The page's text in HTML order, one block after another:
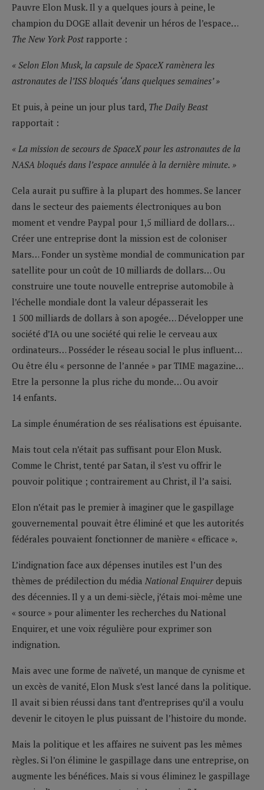
Pauvre Elon Musk. Il y a quelques jours à peine, le
champion du DOGE allait devenir un héros de l’espace…
The New York Post rapporte :
« Selon Elon Musk, la capsule de SpaceX ramènera les
astronautes de l’ISS bloqués ‘dans quelques semaines’ »
Et puis, à peine un jour plus tard, The Daily Beast
rapportait :
« La mission de secours de SpaceX pour les astronautes de la
NASA bloqués dans l’espace annulée à la dernière minute. »
Cela aurait pu suffire à la plupart des hommes. Se lancer
dans le secteur des paiements électroniques au bon
moment et vendre Paypal pour 1,5 milliard de dollars…
Créer une entreprise dont la mission est de coloniser
Mars… Fonder un système mondial de communication par
satellite pour un coût de 10 milliards de dollars… Ou
construire une toute nouvelle entreprise automobile à
l’échelle mondiale dont la valeur dépasserait les
1 500 milliards de dollars à son apogée… Développer une
société d’IA ou une société qui relie le cerveau aux
ordinateurs… Posséder le réseau social le plus influent…
Ou être élu « personne de l’année » par TIME magazine…
Etre la personne la plus riche du monde… Ou avoir
14 enfants.
La simple énumération de ses réalisations est épuisante.
Mais tout cela n’était pas suffisant pour Elon Musk.
Comme le Christ, tenté par Satan, il s’est vu offrir le
pouvoir politique ; contrairement au Christ, il l’a saisi.
Elon n’était pas le premier à imaginer que le gaspillage
gouvernemental pouvait être éliminé et que les autorités
fédérales pouvaient fonctionner de manière « efficace ».
L’indignation face aux dépenses inutiles est l’un des
thèmes de prédilection du média National Enquirer depuis
des décennies. Il y a un demi-siècle, j’étais moi-même une
« source » pour alimenter les recherches du National
Enquirer, et une voix régulière pour exprimer son
indignation.
Mais avec une forme de naïveté, un manque de cynisme et
un excès de vanité, Elon Musk s’est lancé dans la politique.
Il avait si bien réussi dans tant d’entreprises qu’il a voulu
devenir le citoyen le plus puissant de l’histoire du monde.
Mais la politique et les affaires ne suivent pas les mêmes
règles. Si l’on élimine le gaspillage dans une entreprise, on
augmente les bénéfices. Mais si vous éliminez le gaspillage